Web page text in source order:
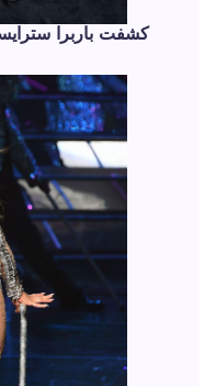
كشفت باربرا